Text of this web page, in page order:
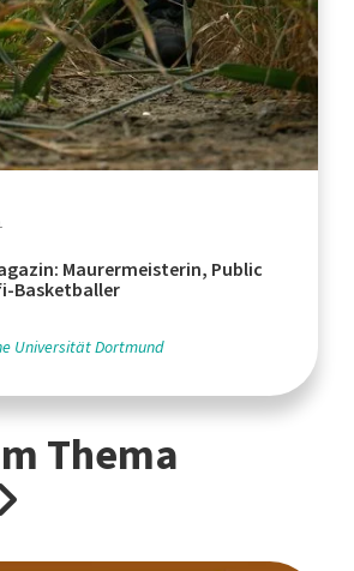
Maurermeisterin, Public
Basketballer
Universität Dortmund
Thema